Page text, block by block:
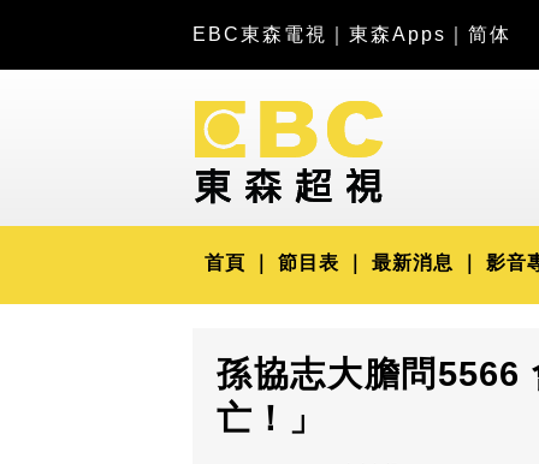
EBC東森電視 東森Apps 简体
首頁 節目表 最新消息 影音
孫協志大膽問5566
亡！」